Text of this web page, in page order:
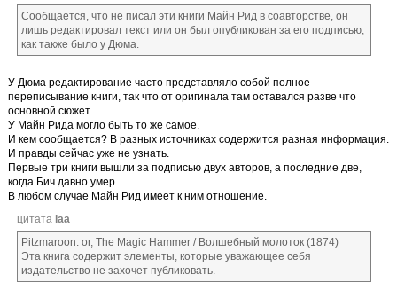
Сообщается, что не писал эти книги Майн Рид в соавторстве, он
лишь редактировал текст или он был опубликован за его подписью,
как также было у Дюма.
У Дюма редактирование часто представляло собой полное
переписывание книги, так что от оригинала там оставался разве что
основной сюжет.
У Майн Рида могло быть то же самое.
И кем сообщается? В разных источниках содержится разная информация.
И правды сейчас уже не узнать.
Первые три книги вышли за подписью двух авторов, а последние две,
когда Бич давно умер.
В любом случае Майн Рид имеет к ним отношение.
цитата iaa
Pitzmaroon: or, The Magic Hammer / Волшебный молоток (1874)
Эта книга содержит элементы, которые уважающее себя
издательство не захочет публиковать.